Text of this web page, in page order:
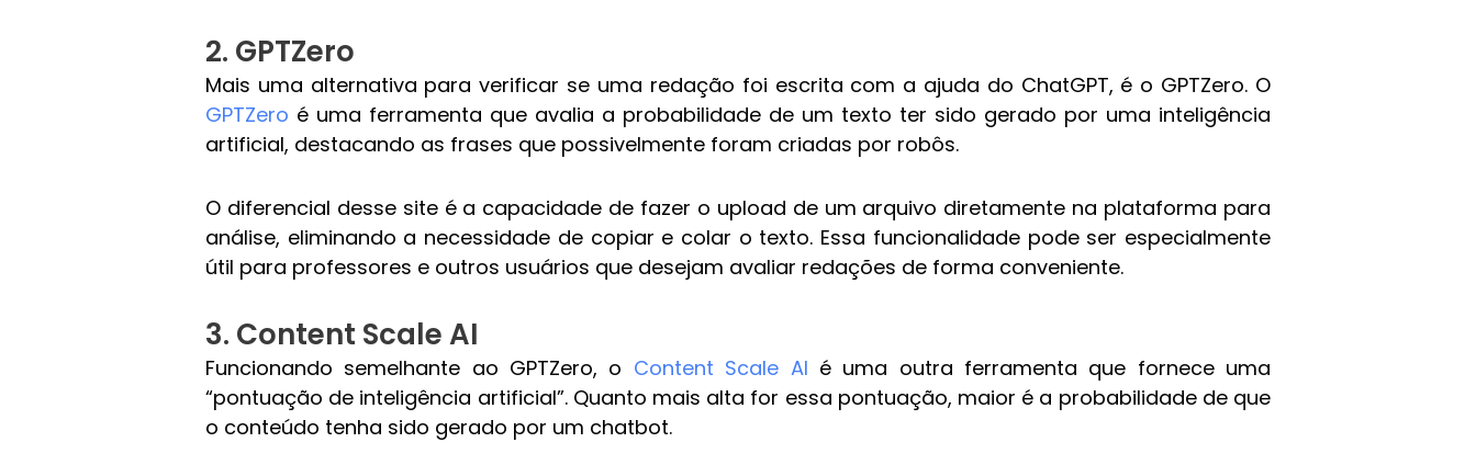
2. GPTZero
Mais uma alternativa para verificar se uma redação foi escrita com a ajuda do ChatGPT, é o GPTZero. O
GPTZero é uma ferramenta que avalia a probabilidade de um texto ter sido gerado por uma inteligência
artificial, destacando as frases que possivelmente foram criadas por robôs.
O diferencial desse site é a capacidade de fazer o upload de um arquivo diretamente na plataforma para
análise, eliminando a necessidade de copiar e colar o texto. Essa funcionalidade pode ser especialmente
útil para professores e outros usuários que desejam avaliar redações de forma conveniente.
3. Content Scale AI
Funcionando semelhante ao GPTZero, o Content Scale AI é uma outra ferramenta que fornece uma
“pontuação de inteligência artificial”. Quanto mais alta for essa pontuação, maior é a probabilidade de que
o conteúdo tenha sido gerado por um chatbot.